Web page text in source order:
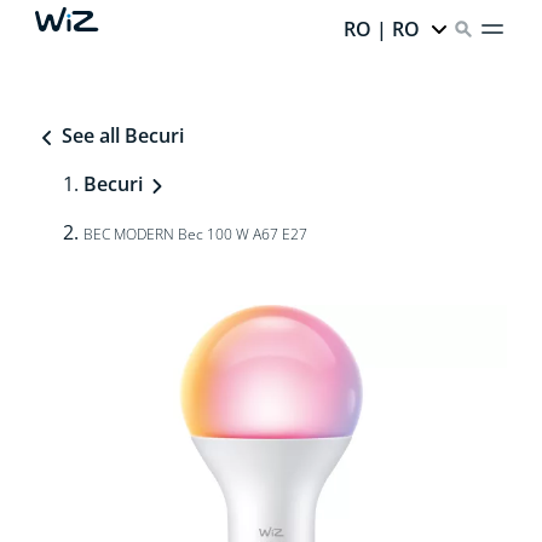
RO | RO
See all Becuri
Becuri
BEC MODERN Bec 100 W A67 E27